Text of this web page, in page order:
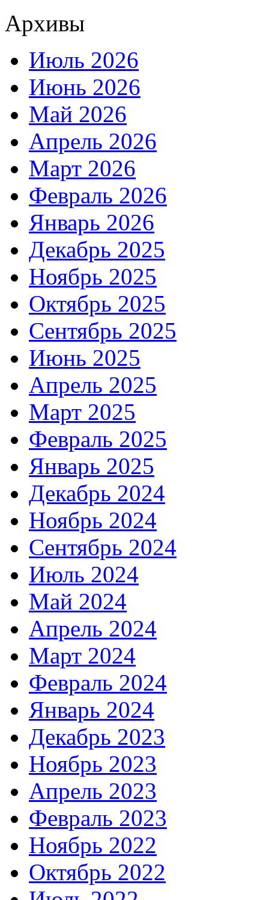
Архивы
Июль 2026
Июнь 2026
Май 2026
Апрель 2026
Март 2026
Февраль 2026
Январь 2026
Декабрь 2025
Ноябрь 2025
Октябрь 2025
Сентябрь 2025
Июнь 2025
Апрель 2025
Март 2025
Февраль 2025
Январь 2025
Декабрь 2024
Ноябрь 2024
Сентябрь 2024
Июль 2024
Май 2024
Апрель 2024
Март 2024
Февраль 2024
Январь 2024
Декабрь 2023
Ноябрь 2023
Апрель 2023
Февраль 2023
Ноябрь 2022
Октябрь 2022